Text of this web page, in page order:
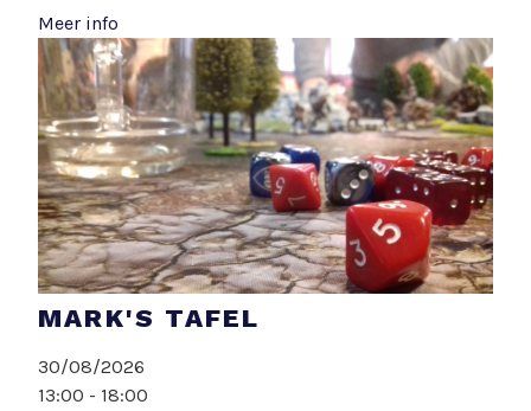
Meer info
MARK'S TAFEL
30/08/2026
13:00 - 18:00